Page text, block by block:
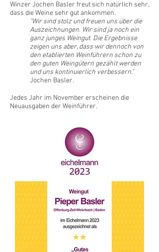
Winzer Jochen Basler freut sich natürlich sehr,
dass die Weine sehr gut ankommen.
"Wir sind stolz und freuen uns über die
Auszeichnungen. Wir sind ja noch ein
ganz junges Weingut. Die Ergebnisse
zeigen uns aber, dass wir dennoch von
den etablierten Weinführern schon zu
den guten Weingütern gezählt werden
und uns kontinuierlich verbessern."
Jochen Basler.
Jedes Jahr im November erscheinen die
Neuausgaben der Weinführer.